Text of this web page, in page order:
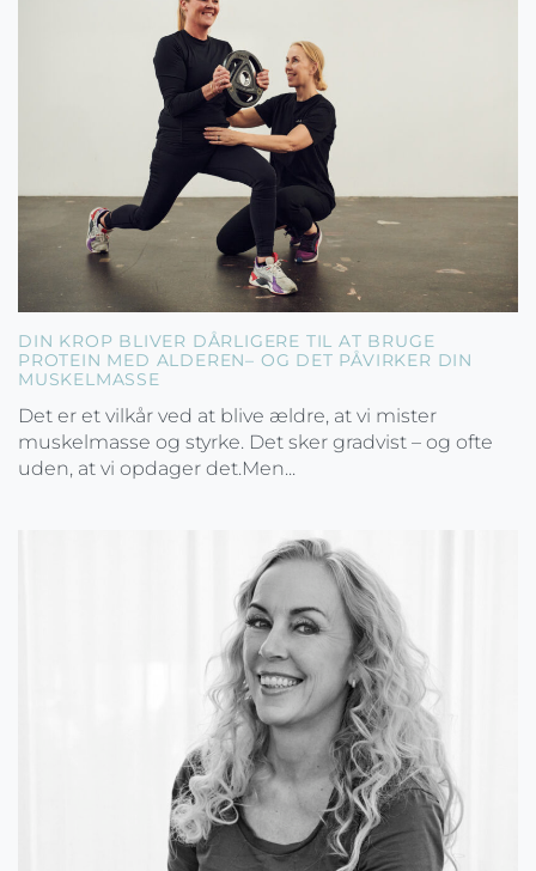
DIN KROP BLIVER DÅRLIGERE TIL AT BRUGE
PROTEIN MED ALDEREN– OG DET PÅVIRKER DIN
MUSKELMASSE
Det er et vilkår ved at blive ældre, at vi mister
muskelmasse og styrke. Det sker gradvist – og ofte
uden, at vi opdager det.Men...